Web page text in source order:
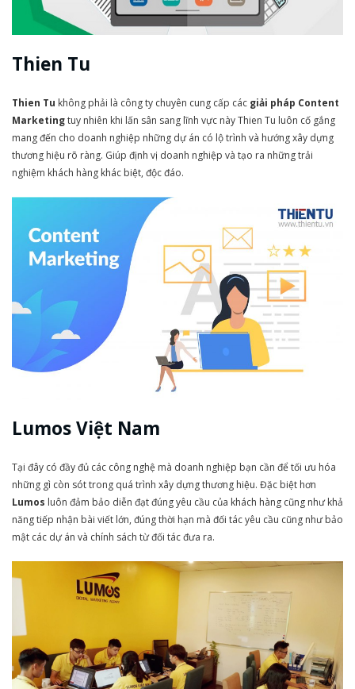
Thien Tu
Thien Tu không phải là công ty chuyên cung cấp các giải pháp Content
Marketingtuy nhiên khi lấn sân sang lĩnh vực này Thien Tu luôn cố gắng
mang đến cho doanh nghiệp những dự án có lộ trình và hướng xây dựng
thương hiệu rõ ràng. Giúp định vị doanh nghiệp và tạo ra những trải
nghiệm khách hàng khác biệt, độc đáo.
Lumos Việt Nam
Tại đây có đầy đủ các công nghệ mà doanh nghiệp bạn cần để tối ưu hóa
những gì còn sót trong quá trình xây dựng thương hiệu. Đặc biệt hơn
Lumos luôn đảm bảo diễn đạt đúng yêu cầu của khách hàng cũng như khả
năng tiếp nhận bài viết lớn, đúng thời hạn mà đối tác yêu cầu cũng như bảo
mật các dự án và chính sách từ đối tác đưa ra.